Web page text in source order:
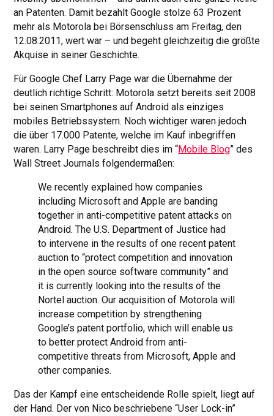
an Patenten. Damit bezahlt Google stolze 63 Prozent
mehr als Motorola bei Börsenschluss am Freitag, den
12.08.2011, wert war – und begeht gleichzeitig die größte
Akquise in seiner Geschichte.
Für Google Chef Larry Page war die Übernahme der
deutlich richtige Schritt: Motorola setzt bereits seit 2008
bei seinen Smartphones auf Android als einziges
mobiles Betriebssystem. Noch wichtiger waren jedoch
die über 17.000 Patente, welche im Kauf inbegriffen
waren. Larry Page beschreibt dies im “Mobile Blog” des
Wall Street Journals folgendermaßen:
We recently explained how companies
including Microsoft and Apple are banding
together in anti-competitive patent attacks on
Android. The U.S. Department of Justice had
to intervene in the results of one recent patent
auction to “protect competition and innovation
in the open source software community” and
it is currently looking into the results of the
Nortel auction. Our acquisition of Motorola will
increase competition by strengthening
Google’s patent portfolio, which will enable us
to better protect Android from anti-
competitive threats from Microsoft, Apple and
other companies.
Das der Kampf eine entscheidende Rolle spielt, liegt auf
der Hand. Der von Nico beschriebene “User Lock-in”